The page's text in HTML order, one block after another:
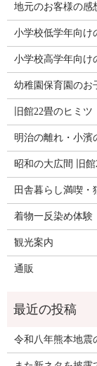
地元のお客様の感
小学校低学年向け
小学校高学年向け
幼稚園保育園のお
旧館22畳のヒミツ
明治の離れ・小濱
昭和の大広間 旧
田舎暮らし満喫・
着物一反染め体験
観光案内
通販
令和八年熊本地震